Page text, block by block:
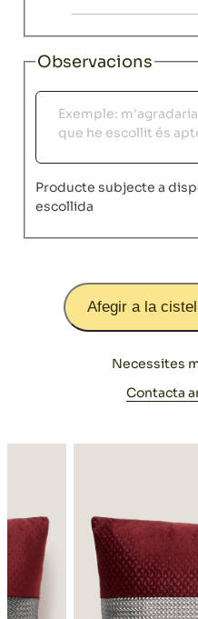
Observacions
Observacions
Producte subjecte a
escollida
Afegir a la
Necessites
Contacta